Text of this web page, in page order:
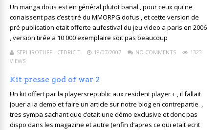
Un manga dous est en général plutot banal , pour ceux qui ne
conaissent pas c’est tiré du MMORPG dofus , et cette version de
pré publication etait offerte aufestival du jeu video a paris en 2006
, version tirée a 10 000 exemplaire soit pas beaucoup
SEPHIROTHFF - CEDRIC T 18/07/2007 NO COMMENTS
1323
VIEWS
Kit presse god of war 2
Un kit offert par la playersrepublic aux resident player + , il fallait
jouer a la demo et faire un article sur notre blog en contrepartie ,
tres sympa sachant que c’etait une démo exclusive et donc pas
dispo dans les magazine et autre (enfin d’apres ce qui etait ecrit